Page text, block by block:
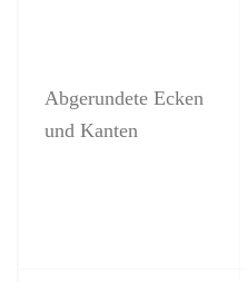
Abgerundete Ecken
und Kanten